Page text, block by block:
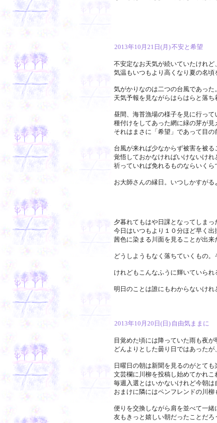
2013年10月21日(月)不安と希望
不安定なお天気が続いていたけれ
気温もいつもより高くなり夏の名
気がかりなのは二つの台風であっ
天気予報を見ながらはらはらと落
昼間、海苔漁場の様子を見に行って
種付けをしてあった網に緑の芽が
それはまさに「希望」であって目
台風が来れば少なからず被害を被る
覚悟しておかなければいけないけ
祈っていれば免れるものならいく
お大師さんの縁日。いつしかすが
夕暮れてもはや日課となってしま
今日はいつもより１０分ほど早く出
茜色に染まる川面を見ることが出
どうしようもなく落ちていくもの
けれどもこんなふうに輝いていら
明日のことは誰にもわからないけ
2013年10月20日(日) 自由気ままに
目覚めた頃には降っていた雨も夜
どんよりとした曇り日ではあった
日曜日の朝は新聞を見るのがとても
文芸欄に川柳を投稿し始めてかれこ
毎週入選とはいかないけれど今朝
おまけに隣にはペンフレンドの川
便りを交換しながら肩を並べて一
友もきっと嬉しい朝だったことだろ